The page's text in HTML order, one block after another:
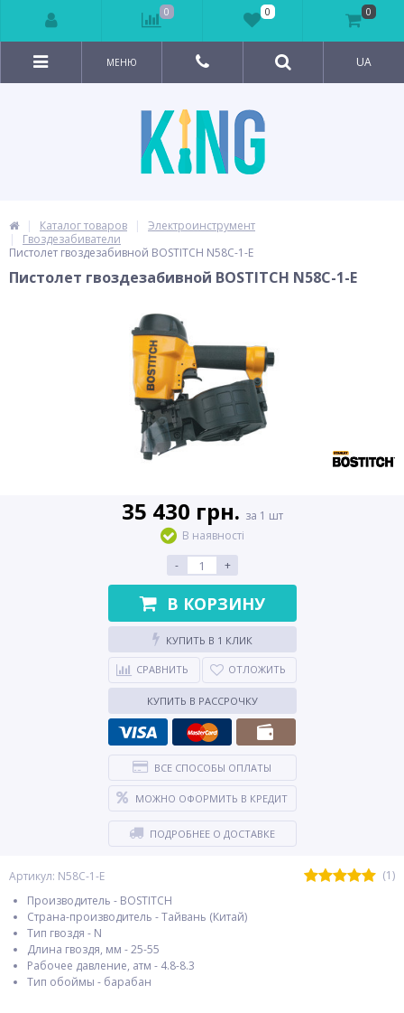
МЕНЮ UA
Каталог товаров
Электроинструмент
Гвоздезабиватели
Пистолет гвоздезабивной BOSTITCH N58C-1-E
Пистолет гвоздезабивной BOSTITCH N58C-1-E
Артикул: N58C-1-E
(1)
Производитель - BOSTITCH
Страна-производитель - Тайвань (Китай)
Тип гвоздя - N
Длина гвоздя, мм - 25-55
Рабочее давление, атм - 4.8-8.3
Тип обоймы - барабан
35 430 грн. за 1 шт
В наявності
-
+
В КОРЗИНУ
КУПИТЬ В 1 КЛИК
СРАВНИТЬ ОТЛОЖИТЬ
КУПИТЬ В РАССРОЧКУ
ВСЕ СПОСОБЫ ОПЛАТЫ
МОЖНО ОФОРМИТЬ В КРЕДИТ
ПОДРОБНЕЕ О ДОСТАВКЕ
0 0 0